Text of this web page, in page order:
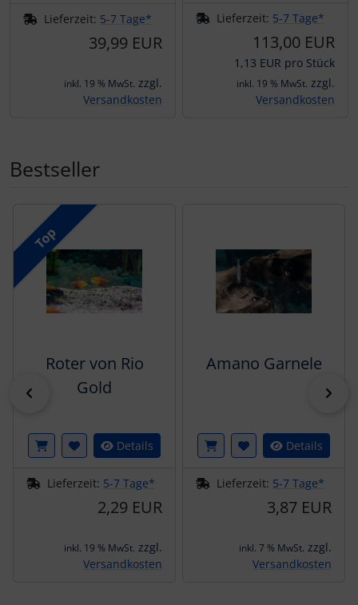
Lieferzeit: 5-7 Tage*
39,99 EUR
inkl. 19 % MwSt. zzgl.
Versandkosten
Lieferzeit: 5-7 Tage*
113,00 EUR
1,13 EUR pro Stück
inkl. 19 % MwSt. zzgl.
Versandkosten
Bestseller
Es folgt ein Produktslider - navigieren Sie mit der Tab-
Top
Roter von Rio
Gold
Details
Lieferzeit: 5-7 Tage*
2,29 EUR
inkl. 19 % MwSt. zzgl.
Versandkosten
Amano Garnele
Details
Lieferzeit: 5-7 Tage*
3,87 EUR
inkl. 7 % MwSt. zzgl.
Versandkosten